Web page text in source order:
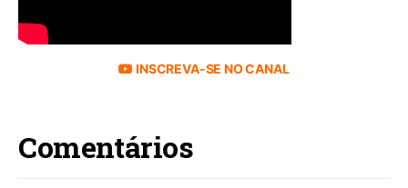
INSCREVA-SE NO CANAL
Comentários